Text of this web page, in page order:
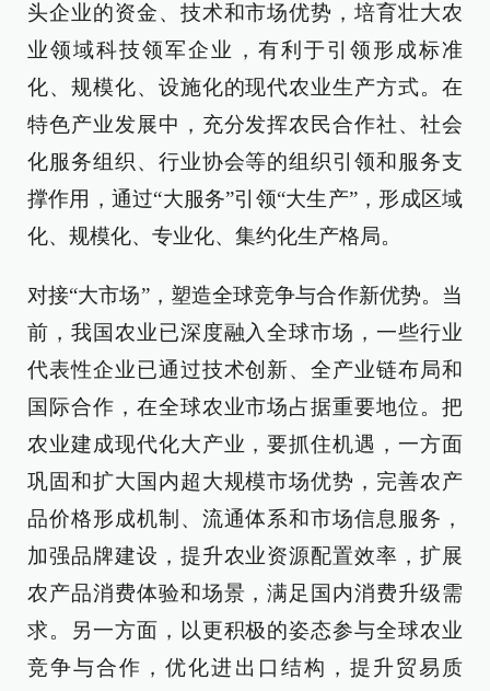
头企业的资金、技术和市场优势，培育壮大农
业领域科技领军企业，有利于引领形成标准
化、规模化、设施化的现代农业生产方式。在
特色产业发展中，充分发挥农民合作社、社会
化服务组织、行业协会等的组织引领和服务支
撑作用，通过“大服务”引领“大生产”，形成区域
化、规模化、专业化、集约化生产格局。
对接“大市场”，塑造全球竞争与合作新优势。当
前，我国农业已深度融入全球市场，一些行业
代表性企业已通过技术创新、全产业链布局和
国际合作，在全球农业市场占据重要地位。把
农业建成现代化大产业，要抓住机遇，一方面
巩固和扩大国内超大规模市场优势，完善农产
品价格形成机制、流通体系和市场信息服务，
加强品牌建设，提升农业资源配置效率，扩展
农产品消费体验和场景，满足国内消费升级需
求。另一方面，以更积极的姿态参与全球农业
竞争与合作，优化进出口结构，提升贸易质